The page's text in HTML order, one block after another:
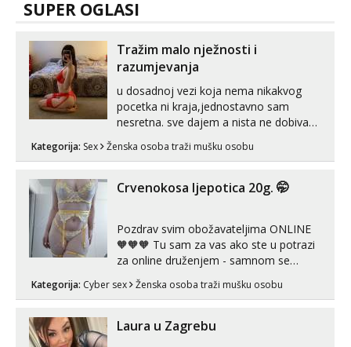
SUPER OGLASI
Tražim malo nježnosti i
razumjevanja
u dosadnoj vezi koja nema nikakvog
pocetka ni kraja,jednostavno sam
nesretna. sve dajem a nista ne dobivam
zadovoljiti moje potrebe,ne trazim puno
volim njezan seks i njezne poljupce po
tijelu koji me jako pale,obozavam kad
Kategorija: Sex Ženska osoba traži mušku osobu
Crvenokosa ljepotica 20g. 🤭
Pozdrav svim obožavateljima ONLINE
🧡🧡🧡 Tu sam za vas ako ste u potrazi
za online druženjem - samnom se
možete zabaviti preko videopoziva, ili
ako vam nisam dovoljna radim i u paru i
😉 Radim i vruća tipkanja uz slike i hot
line pozive. Za vas sam pripremila ...
Kategorija: Cyber sex Ženska osoba traži mušku osobu
Laura u Zagrebu